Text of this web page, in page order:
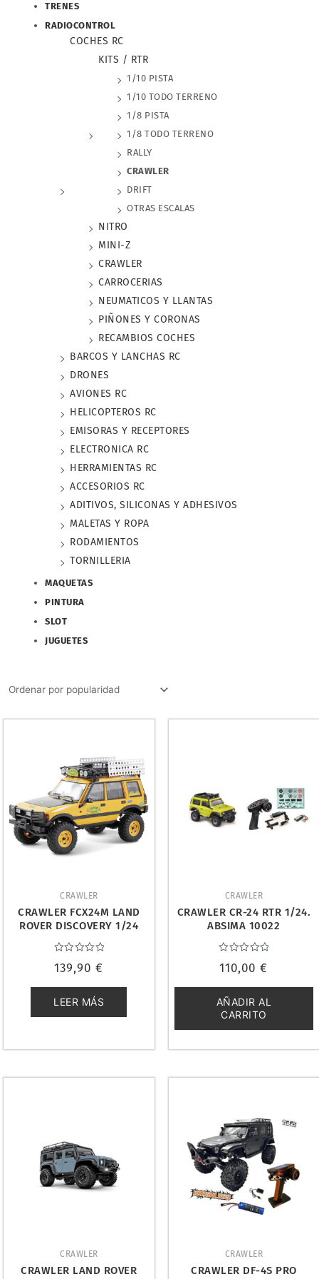
TRENES
RADIOCONTROL
COCHES RC
KITS / RTR
1/10 PISTA
1/10 TODO TERRENO
1/8 PISTA
1/8 TODO TERRENO
RALLY
CRAWLER
DRIFT
OTRAS ESCALAS
NITRO
MINI-Z
CRAWLER
CARROCERIAS
NEUMATICOS Y LLANTAS
PIÑONES Y CORONAS
RECAMBIOS COCHES
BARCOS Y LANCHAS RC
DRONES
AVIONES RC
HELICOPTEROS RC
EMISORAS Y RECEPTORES
ELECTRONICA RC
HERRAMIENTAS RC
ACCESORIOS RC
ADITIVOS, SILICONAS Y ADHESIVOS
MALETAS Y ROPA
RODAMIENTOS
TORNILLERIA
MAQUETAS
PINTURA
SLOT
JUGUETES
CRAWLER
CRAWLER FCX24M LAND
ROVER DISCOVERY 1/24
RTR FMS FMS12483RTRYL
con
de
5
139,90€
LEER MÁS
CRAWLER
CRAWLER CR-24 RTR 1/24.
ABSIMA 10022
con
de
5
110,00€
AÑADIR AL
CARRITO
CRAWLER
CRAWLER LAND ROVER
CRAWLER
CRAWLER DF-4S PRO